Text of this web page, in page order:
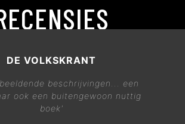
DE VOLKSKRANT
beschrijvingen... een
ook een buitengewoon nuttig
boek'